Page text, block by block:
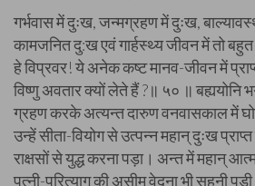
गर्भवास में दुःख, जन्मग्रहण में दुःख,
कामजनित दु:ख एवं गार्हस्थ्य जीवन में तो
हे विप्रवर! ये अनेक कष्ट मानव-जीवन में
विष्णु अवतार क्‍यों लेते हैं ?॥ ५० ॥ बह्ययोनि
ग्रहण करके अत्यन्त दारुण वनवासकाल में
उन्हें सीता-वियोग से उत्पन्न महान्‌ दुःख
राक्षसों से युद्ध करना पड़ा। अन्त में महान्‌
पत्नी-परित्याग की असीम वेदना भी सहनी